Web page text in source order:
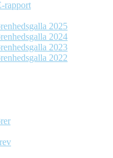
rapport
2025
2024
2023
2022